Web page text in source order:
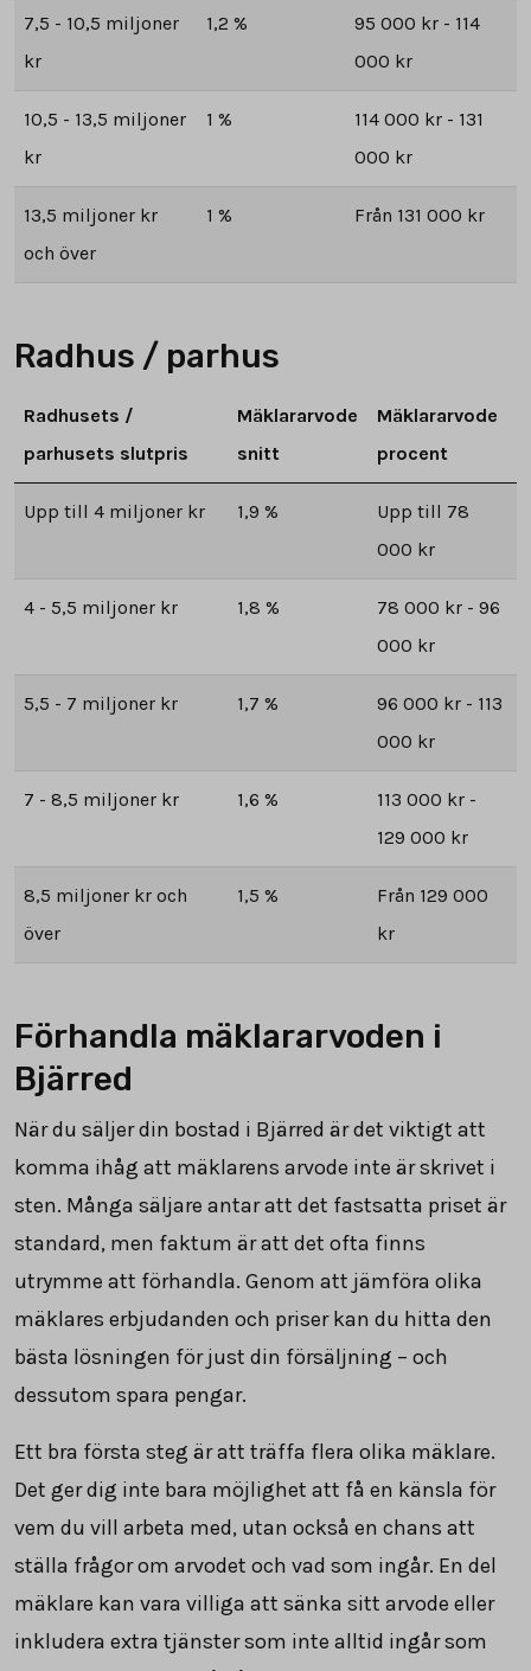
7,5 - 10,5 miljoner
kr
1,2 %
95 000 kr - 114
000 kr
10,5 - 13,5 miljoner
kr
1 %
114 000 kr - 131
000 kr
13,5 miljoner kr
och över
1 % Från 131 000 kr
Radhus / parhus
Radhusets /
parhusets slutpris
Mäklararvode
snitt
Mäklararvode
procent
Upp till 4 miljoner kr 1,9 %
Upp till 78
000 kr
4 - 5,5 miljoner kr 1,8 %
78 000 kr - 96
000 kr
5,5 - 7 miljoner kr 1,7 %
96 000 kr - 113
000 kr
7 - 8,5 miljoner kr 1,6 %
113 000 kr -
129 000 kr
8,5 miljoner kr och
över
1,5 %
Från 129 000
kr
Förhandla mäklararvoden i
Bjärred
När du säljer din bostad i Bjärred är det viktigt att
komma ihåg att mäklarens arvode inte är skrivet i
sten. Många säljare antar att det fastsatta priset är
standard, men faktum är att det ofta finns
utrymme att förhandla. Genom att jämföra olika
mäklares erbjudanden och priser kan du hitta den
bästa lösningen för just din försäljning – och
dessutom spara pengar.
Ett bra första steg är att träffa flera olika mäklare.
Det ger dig inte bara möjlighet att få en känsla för
vem du vill arbeta med, utan också en chans att
ställa frågor om arvodet och vad som ingår. En del
mäklare kan vara villiga att sänka sitt arvode eller
inkludera extra tjänster som inte alltid ingår som